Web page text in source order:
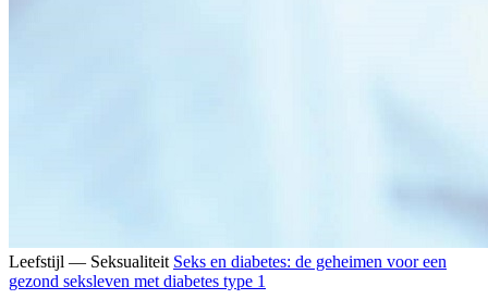
Leefstijl — Seksualiteit Seks en diabetes: de geheimen voor een
gezond seksleven met diabetes type 1